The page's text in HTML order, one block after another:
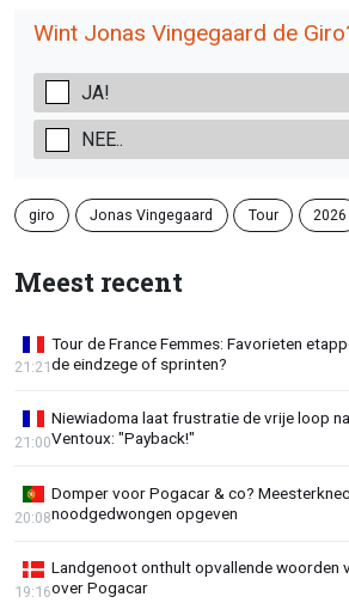
Wint Jonas Vingegaard de
JA!
NEE..
giro Jonas Vingegaard Tour 2026
Meest recent
Tour de France Femmes: Favorieten
de eindzege of sprinten?
21:21
Niewiadoma laat frustratie de vrije loop
Ventoux: "Payback!"
21:00
Domper voor Pogacar & co?
noodgedwongen opgeven
20:08
Landgenoot onthult opvallende woorden
over Pogacar
19:16